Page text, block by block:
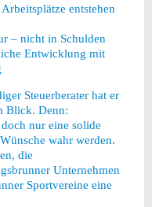
entstehen
– nicht in Schulden
Entwicklung mit
Steuerberater hat er
Blick. Denn:
nur eine solide
wahr werden.
die
Unternehmen
Sportvereine eine